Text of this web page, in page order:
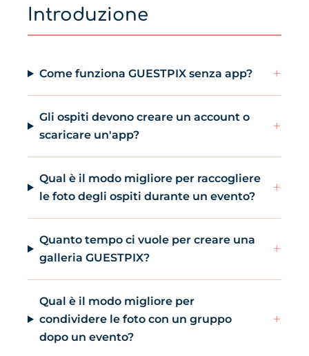
Introduzione
Come funziona GUESTPIX senza app? +
Gli ospiti devono creare un account o
scaricare un'app?
+
Qual è il modo migliore per raccogliere
le foto degli ospiti durante un evento?
+
Quanto tempo ci vuole per creare una
galleria GUESTPIX?
+
Qual è il modo migliore per
condividere le foto con un gruppo
dopo un evento?
+